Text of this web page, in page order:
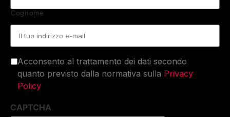
Cognome
Acconsento al trattamento dei dati secondo
quanto previsto dalla normativa sulla Privacy
Policy
CAPTCHA